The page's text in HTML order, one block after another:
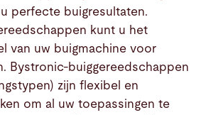
perfecte buigresultaten.
kunt u het
van uw buigmachine voor
Bystronic-buiggereedschappen
zijn flexibel en
om al uw toepassingen te